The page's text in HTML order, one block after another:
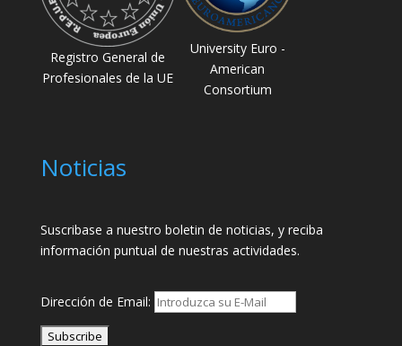
Registro General de
Profesionales de la UE
University Euro -
American
Consortium
Noticias
Suscribase a nuestro boletin de noticias, y reciba
información puntual de nuestras actividades.
Dirección de Email: